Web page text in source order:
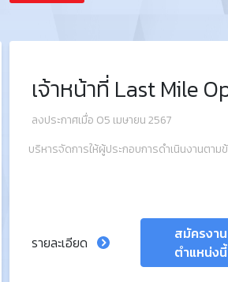
ลงประกาศเมื่อ 05 เมษายน 2567
รายละเอียด
สมัครงาน
ตำแหน่งนี้